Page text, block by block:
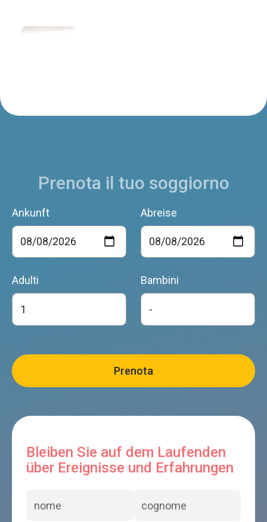
BRUNO BOZ
DOLOMITINCANTO
Cesiomaggiore
Colori nel Parco
Prenota il tuo soggiorno
Ankunft Abreise
Adulti Bambini
Bleiben Sie auf dem Laufenden
über Ereignisse und Erfahrungen